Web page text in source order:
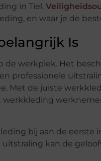
in Tiel.
en waar je de
Is
de werkplek. Het
professionele
Met de juiste
bij aan de eerste
kan de